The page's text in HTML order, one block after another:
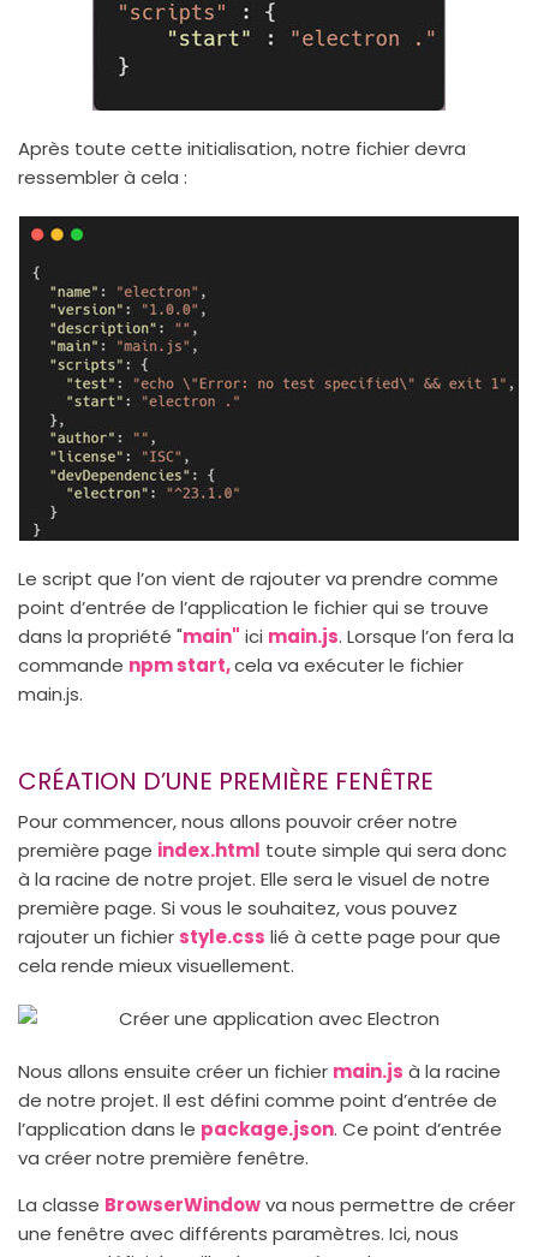
Après toute cette initialisation, notre fichier devra
ressembler à cela :
Le script que l’on vient de rajouter va prendre comme
point d’entrée de l’application le fichier qui se trouve
dans la propriété "main" ici main.js. Lorsque l’on fera la
commande npm start,cela va exécuter le fichier
main.js.
CRÉATION D’UNE PREMIÈRE FENÊTRE
Pour commencer, nous allons pouvoir créer notre
première page index.html toute simple qui sera donc
à la racine de notre projet. Elle sera le visuel de notre
première page. Si vous le souhaitez, vous pouvez
rajouter un fichier style.css lié à cette page pour que
cela rende mieux visuellement.
Nous allons ensuite créer un fichier main.js à la racine
de notre projet. Il est défini comme point d’entrée de
l’application dans le package.json. Ce point d’entrée
va créer notre première fenêtre.
La classe BrowserWindowva nous permettre de créer
une fenêtre avec différents paramètres. Ici, nous